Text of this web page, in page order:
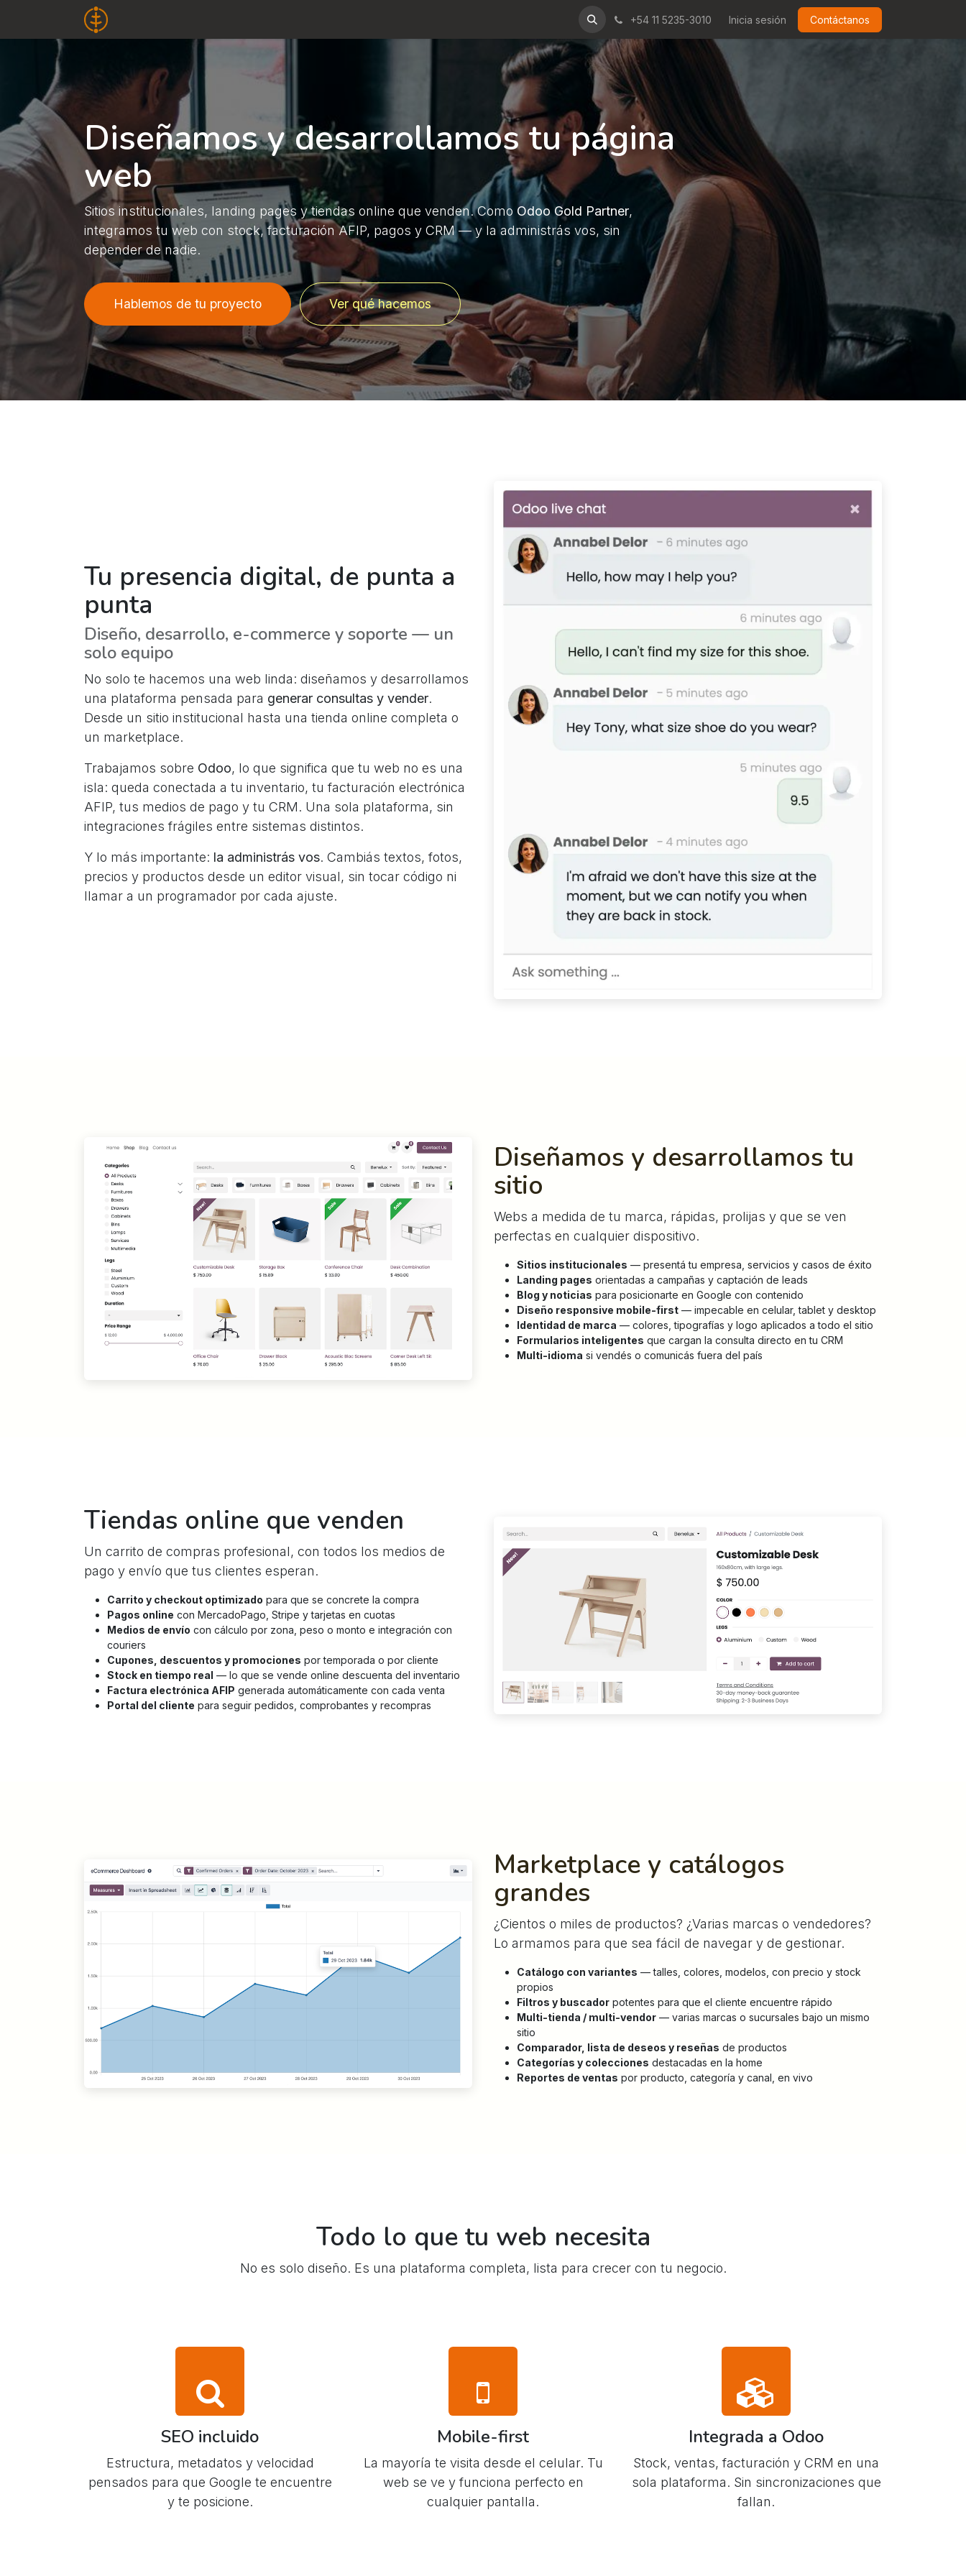
+54 11 5235-3010 Inicia sesión Contáctanos
Diseñamos y desarrollamos tu página
web
Sitios institucionales, landing pages y tiendas online que venden. Como Odoo Gold Partner,
integramos tu web con stock, facturación AFIP, pagos y CRM — y la administrás vos, sin
depender de nadie.
Hablemos de tu proyecto Ver qué hacemos
Tu presencia digital, de punta a
punta
Diseño, desarrollo, e-commerce y soporte — un
solo equipo
No solo te hacemos una web linda: diseñamos y desarrollamos
una plataforma pensada para generar consultas y vender.
Desde un sitio institucional hasta una tienda online completa o
un marketplace.
Trabajamos sobre Odoo, lo que significa que tu web no es una
isla: queda conectada a tu inventario, tu facturación electrónica
AFIP, tus medios de pago y tu CRM. Una sola plataforma, sin
integraciones frágiles entre sistemas distintos.
Y lo más importante: la administrás vos. Cambiás textos, fotos,
precios y productos desde un editor visual, sin tocar código ni
llamar a un programador por cada ajuste.
Diseñamos y desarrollamos tu
sitio
Webs a medida de tu marca, rápidas, prolijas y que se ven
perfectas en cualquier dispositivo.
Sitios institucionales — presentá tu empresa, servicios y casos de éxito
Landing pages orientadas a campañas y captación de leads
Blog y noticias para posicionarte en Google con contenido
Diseño responsive mobile-first — impecable en celular, tablet y desktop
Identidad de marca — colores, tipografías y logo aplicados a todo el sitio
Formularios inteligentes que cargan la consulta directo en tu CRM
Multi-idioma si vendés o comunicás fuera del país
Tiendas online que venden
Un carrito de compras profesional, con todos los medios de
pago y envío que tus clientes esperan.
Carrito y checkout optimizado para que se concrete la compra
Pagos online con MercadoPago, Stripe y tarjetas en cuotas
Medios de envío con cálculo por zona, peso o monto e integración con
couriers
Cupones, descuentos y promociones por temporada o por cliente
Stock en tiempo real — lo que se vende online descuenta del inventario
Factura electrónica AFIP generada automáticamente con cada venta
Portal del cliente para seguir pedidos, comprobantes y recompras
Marketplace y catálogos
grandes
¿Cientos o miles de productos? ¿Varias marcas o vendedores?
Lo armamos para que sea fácil de navegar y de gestionar.
Catálogo con variantes — talles, colores, modelos, con precio y stock
propios
Filtros y buscador potentes para que el cliente encuentre rápido
Multi-tienda / multi-vendor — varias marcas o sucursales bajo un mismo
sitio
Comparador, lista de deseos y reseñas de productos
Categorías y colecciones destacadas en la home
Reportes de ventas por producto, categoría y canal, en vivo
Todo lo que tu web necesita
No es solo diseño. Es una plataforma completa, lista para crecer con tu negocio.
SEO incluido
Estructura, metadatos y velocidad
pensados para que Google te encuentre
y te posicione.
Mobile-first
La mayoría te visita desde el celular. Tu
web se ve y funciona perfecto en
cualquier pantalla.
Integrada a Odoo
Stock, ventas, facturación y CRM en una
sola plataforma. Sin sincronizaciones que
fallan.